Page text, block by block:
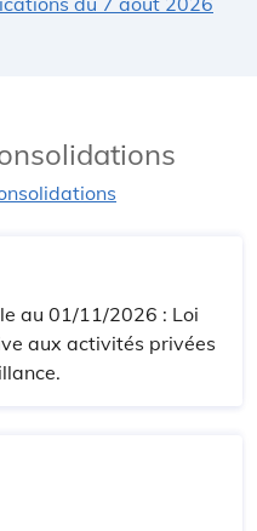
au 01/11/2026 : Loi
aux activités privées